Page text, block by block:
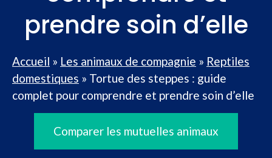
prendre soin d’elle
Accueil » Les animaux de compagnie » Reptiles
domestiques » Tortue des steppes : guide
complet pour comprendre et prendre soin d’elle
Comparer les mutuelles animaux